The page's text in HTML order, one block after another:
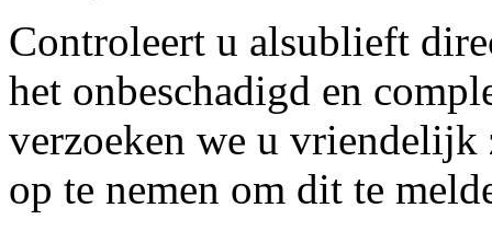
Controleert u alsublieft
het onbeschadigd en
verzoeken we u
op te nemen om dit te